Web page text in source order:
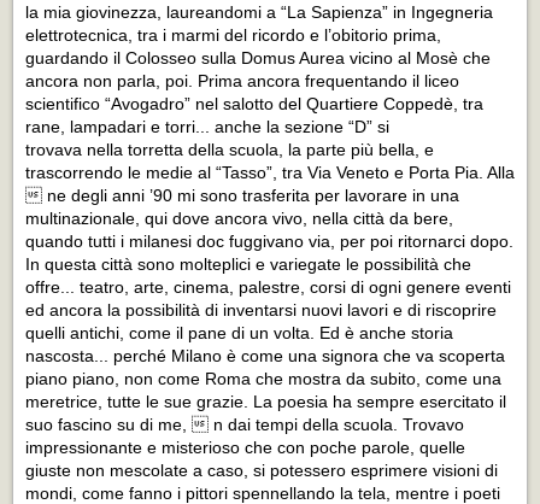
la mia giovinezza, laureandomi a “La Sapienza” in Ingegneria
elettrotecnica, tra i marmi del ricordo e l’obitorio prima,
guardando il Colosseo sulla Domus Aurea vicino al Mosè che
ancora non parla, poi. Prima ancora frequentando il liceo
scientifico “Avogadro” nel salotto del Quartiere Coppedè, tra
rane, lampadari e torri... anche la sezione “D” si
trovava nella torretta della scuola, la parte più bella, e
trascorrendo le medie al “Tasso”, tra Via Veneto e Porta Pia. Alla
ne degli anni ’90 mi sono trasferita per lavorare in una
multinazionale, qui dove ancora vivo, nella città da bere,
quando tutti i milanesi doc fuggivano via, per poi ritornarci dopo.
In questa città sono molteplici e variegate le possibilità che
offre... teatro, arte, cinema, palestre, corsi di ogni genere eventi
ed ancora la possibilità di inventarsi nuovi lavori e di riscoprire
quelli antichi, come il pane di un volta. Ed è anche storia
nascosta... perché Milano è come una signora che va scoperta
piano piano, non come Roma che mostra da subito, come una
meretrice, tutte le sue grazie. La poesia ha sempre esercitato il
suo fascino su di me,  n dai tempi della scuola. Trovavo
impressionante e misterioso che con poche parole, quelle
giuste non mescolate a caso, si potessero esprimere visioni di
mondi, come fanno i pittori spennellando la tela, mentre i poeti